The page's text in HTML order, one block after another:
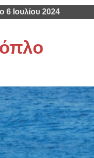
6 Ιουλίου 2024